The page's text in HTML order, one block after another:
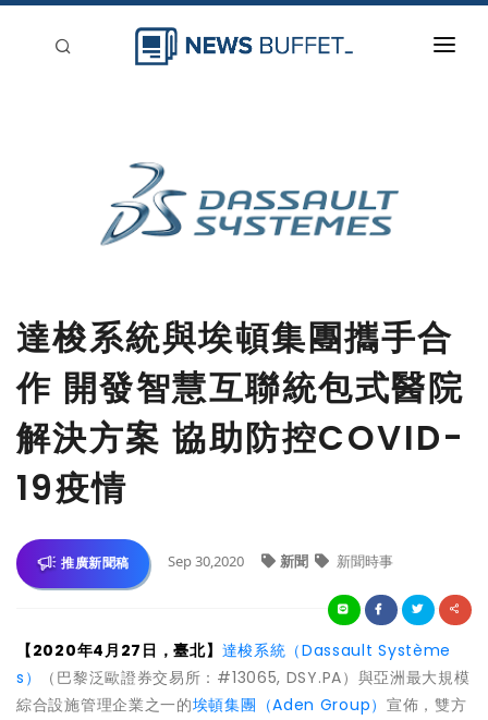
達梭系統與埃頓集團攜手合
作 開發智慧互聯統包式醫院
解決方案 協助防控COVID-
19疫情
推廣新聞稿 Sep 30,2020 新聞 新聞時事
【2020年4月27日，臺北】 達梭系統（Dassault Système
s）
（巴黎泛歐證券交易所：#13065, DSY.PA）與亞洲最大規模
綜合設施管理企業之一的埃頓集團（Aden Group） 宣佈，雙方